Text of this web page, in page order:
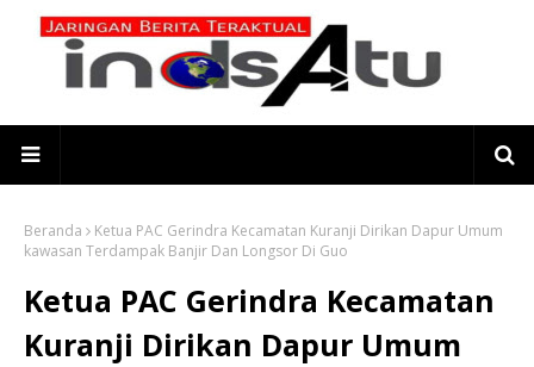
Beranda
Ketua PAC Gerindra Kecamatan Kuranji Dirikan Dapur Umum
kawasan Terdampak Banjir Dan Longsor Di Guo
Ketua PAC Gerindra Kecamatan
Kuranji Dirikan Dapur Umum